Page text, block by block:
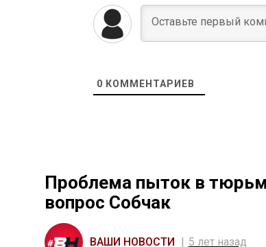
0 КОММЕНТАРИЕВ
Проблема пыток в
вопрос Собчак
ВАШИ НОВОСТИ 5 лет назад